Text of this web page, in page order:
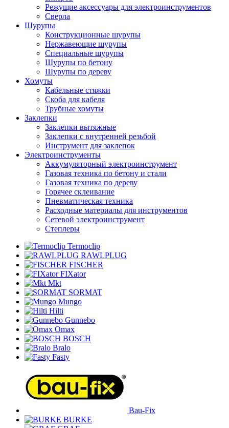
Режущие аксессуары для электроинструментов
Сверла
Шурупы
Конструкционные шурупы
Нержавеющие шурупы
Специальные шурупы
Шурупы по бетону
Шурупы по дереву
Хомуты
Кабельные стяжки
Скоба для кабеля
Трубные хомуты
Заклепки
Заклепки вытяжные
Заклепки с внутренней резьбой
Инструмент для заклепок
Электроинструменты
Аккумуляторный электроинструмент
Газовая техника по бетону и стали
Газовая техника по дереву
Горячее склеивание
Пневматическая техника
Расходные материалы для инструментов
Сетевой электроинструмент
Степлеры
Termoclip
RAWLPLUG
FISCHER
FIXator
Mkt
SORMAT
Mungo
Hilti
Gunnebo
Omax
BOSCH
Bralo
Fasty
Bau-Fix
BURKE